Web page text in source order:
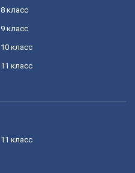
8 класс
9 класс
10 класс
11 класс
11 класс